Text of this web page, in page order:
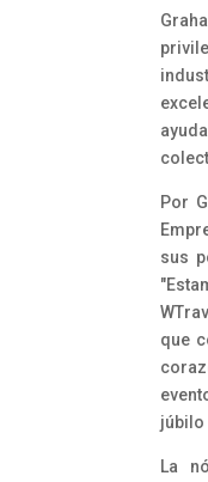
Por
sus
que
júbilo
La